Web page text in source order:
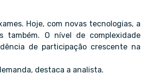
Hoje, com novas tecnologias, a
também. O nível de complexidade
de participação crescente na
destaca a analista.